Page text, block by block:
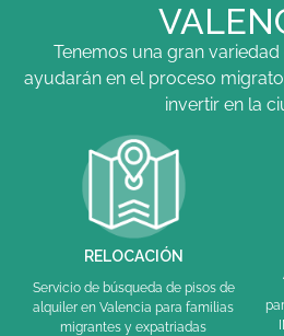
Tenemos una gran
ayudarán en el proceso
invertir en la
RELOCACIÓN
Servicio de búsqueda de pisos de
alquiler en Valencia para familias
migrantes y expatriadas